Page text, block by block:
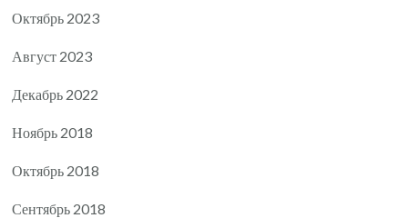
Октябрь 2023
Август 2023
Декабрь 2022
Ноябрь 2018
Октябрь 2018
Сентябрь 2018